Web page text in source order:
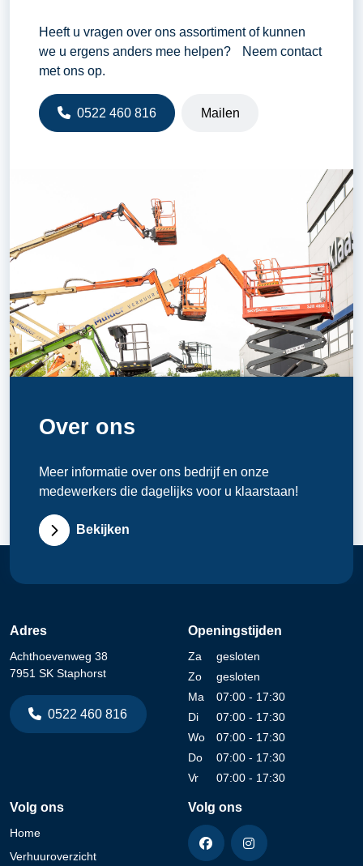
Heeft u vragen over ons assortiment of kunnen
we u ergens anders mee helpen? Neem contact
met ons op.
0522 460 816 Mailen
Over ons
Meer informatie over ons bedrijf en onze
medewerkers die dagelijks voor u klaarstaan!
Bekijken
Adres
Achthoevenweg 38
7951 SK Staphorst
0522 460 816
Openingstijden
Za
gesloten
Zo
gesloten
Ma
07:00 - 17:30
Di
07:00 - 17:30
Wo
07:00 - 17:30
Do
07:00 - 17:30
Vr
07:00 - 17:30
Volg ons
Home
Verhuuroverzicht
Volg ons